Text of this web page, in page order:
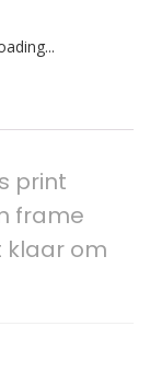
print
frame
klaar om